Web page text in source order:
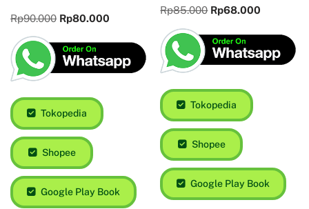
Rp90.000 Rp80.000
Tokopedia
Shopee
Google Play Book
Rp85.000 Rp68.000
Tokopedia
Shopee
Google Play Book